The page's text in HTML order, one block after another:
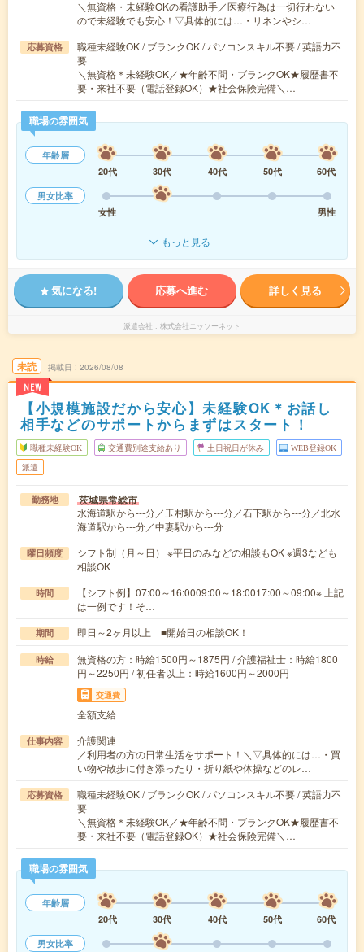
＼無資格・未経験OKの看護助手／医療行為は一切行わない
ので未経験でも安心！▽具体的には…・リネンやシ…
応募資格
職種未経験OK / ブランクOK / パソコンスキル不要 / 英語力不
要
＼無資格＊未経験OK／★年齢不問・ブランクOK★履歴書不
要・来社不要（電話登録OK）★社会保険完備＼…
職場の雰囲気
年齢層
20代
30代 40代 50代
60代
男女比率
女性
男性
もっと見る
気になる! 応募へ進む 詳しく見る
派遣会社 株式会社ニッソーネット
未読
NEW
掲載日 2026/08/08
【小規模施設だから安心】未経験OK＊お話し
相手などのサポートからまずはスタート！
職種未経験OK 交通費別途支給あり 土日祝日が休み WEB登録OK
派遣
勤務地 茨城県常総市
水海道駅から---分／玉村駅から---分／石下駅から---分／北水
海道駅から---分／中妻駅から---分
曜日頻度
シフト制（月～日） ※平日のみなどの相談もOK ※週3なども
相談OK
時間
【シフト例】07:00～16:0009:00～18:0017:00～09:00※ 上記
は一例です！そ…
期間 即日～2ヶ月以上 ■開始日の相談OK！
時給
無資格の方：時給1500円～1875円 / 介護福祉士：時給1800
円～2250円 / 初任者以上：時給1600円～2000円
交通費
全額支給
仕事内容
介護関連
／利用者の方の日常生活をサポート！＼▽具体的には…・買
い物や散歩に付き添ったり・折り紙や体操などのレ…
応募資格
職種未経験OK / ブランクOK / パソコンスキル不要 / 英語力不
要
＼無資格＊未経験OK／★年齢不問・ブランクOK★履歴書不
要・来社不要（電話登録OK）★社会保険完備＼…
職場の雰囲気
年齢層
20代
30代 40代 50代
60代
男女比率